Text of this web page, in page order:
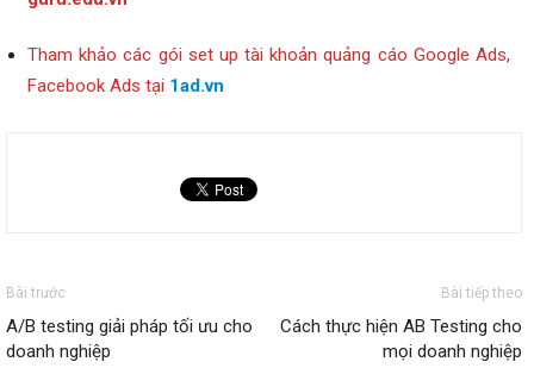
Tham khảo các gói set up tài khoản quảng cáo Google Ads,
Facebook Ads tại 1ad.vn
Bài trước
A/B testing giải pháp tối ưu cho
doanh nghiệp
Bài tiếp theo
Cách thực hiện AB Testing cho
mọi doanh nghiệp